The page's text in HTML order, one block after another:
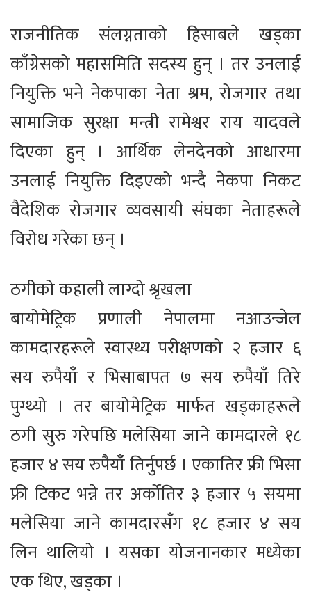
राजनीतिक संलग्नताको हिसाबले खड्का
काँग्रेसको महासमिति सदस्य हुन् । तर उनलाई
नियुक्ति भने नेकपाका नेता श्रम, रोजगार तथा
सामाजिक सुरक्षा मन्त्री रामेश्वर राय यादवले
दिएका हुन् । आर्थिक लेनदेनको आधारमा
उनलाई नियुक्ति दिइएको भन्दै नेकपा निकट
वैदेशिक रोजगार व्यवसायी संघका नेताहरूले
विरोध गरेका छन् ।
ठगीको कहाली लाग्दो श्रृखला
बायोमेट्रिक प्रणाली नेपालमा नआउन्जेल
कामदारहरूले स्वास्थ्य परीक्षणको २ हजार ६
सय रुपैयाँ र भिसाबापत ७ सय रुपैयाँ तिरे
पुग्थ्यो । तर बायोमेट्रिक मार्फत खड्काहरूले
ठगी सुरु गरेपछि मलेसिया जाने कामदारले १८
हजार ४ सय रुपैयाँ तिर्नुपर्छ । एकातिर फ्री भिसा
फ्री टिकट भन्ने तर अर्कोतिर ३ हजार ५ सयमा
मलेसिया जाने कामदारसँग १८ हजार ४ सय
लिन थालियो । यसका योजनानकार मध्येका
एक थिए, खड्का ।